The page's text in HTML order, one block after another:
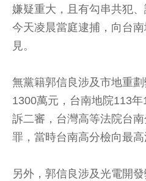
嫌疑重大，且有勾串共犯
今天凌晨當庭逮捕，向台
見。
無黨籍郭信良涉及市地重
1300萬元，台南地院113
訴二審，台灣高等法院台
罪，當時台南高分檢向最高
另外，郭信良涉及光電開